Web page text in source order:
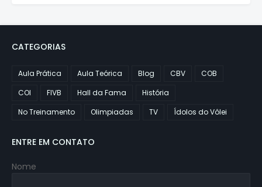
CATEGORIAS
Aula Prática Aula Teórica Blog CBV
COB
COI
FIVB Hall da Fama
História
No Treinamento
Olimpiadas TV Ídolos do Vôlei
ENTRE EM CONTATO
Nome